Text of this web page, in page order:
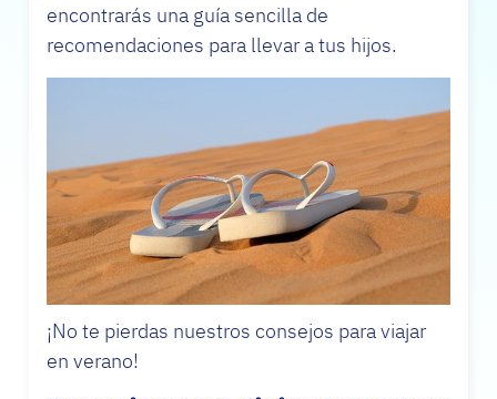
encontrarás una guía sencilla de
recomendaciones para llevar a tus hijos.
¡No te pierdas nuestros consejos para viajar
en verano!